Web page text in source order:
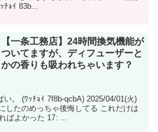
ｮｲ 83b...
【一条工務店】24時間換気機能が
ついてますが、ディフューザーと
かの香りも吸われちゃいます？
ﾁｮｲ 7f8b-qcbA) 2025/04/01(火)
設計士の言う通りにしなければよかった 17: ...